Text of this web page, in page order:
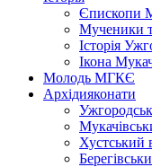
Єпископи
Мученики
Історія
Ікона
Молодь МГКЄ
Архідияконати
Хустський